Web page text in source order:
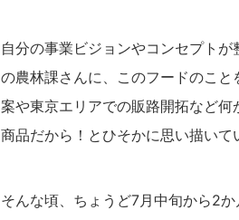
自分の事業ビジョンやコンセプト
の農林課さんに、このフードのこ
案や東京エリアでの販路開拓など
商品だから！とひそかに思い描いて
そんな頃、ちょうど7月中旬から2